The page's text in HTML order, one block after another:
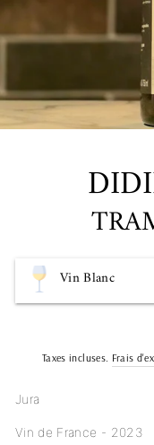
Vin Blanc
Taxes incluses. Frais
Jura
Vin de France - 2023